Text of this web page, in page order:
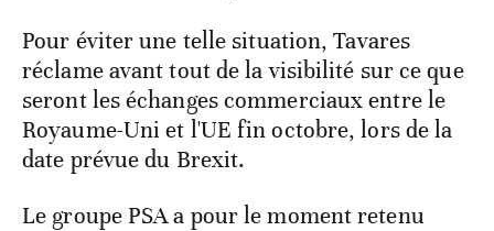
Pour éviter une telle situation, Tavares
réclame avant tout de la visibilité sur ce que
seront les échanges commerciaux entre le
Royaume-Uni et l'UE fin octobre, lors de la
date prévue du Brexit.
Le groupe PSA a pour le moment retenu